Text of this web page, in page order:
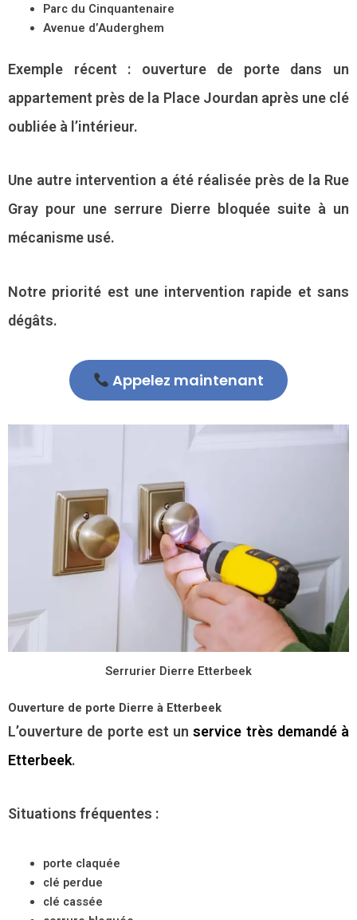
Parc du Cinquantenaire
Avenue d’Auderghem
Exemple récent : ouverture de porte dans un
appartement près de la Place Jourdan après une clé
oubliée à l’intérieur.
Une autre intervention a été réalisée près de la Rue
Gray pour une serrure Dierre bloquée suite à un
mécanisme usé.
Notre priorité est une intervention rapide et sans
dégâts.
Appelez maintenant
Serrurier Dierre Etterbeek
Ouverture de porte Dierre à Etterbeek
L’ouverture de porte est unservice très demandé à
Etterbeek.
Situations fréquentes :
porte claquée
clé perdue
clé cassée